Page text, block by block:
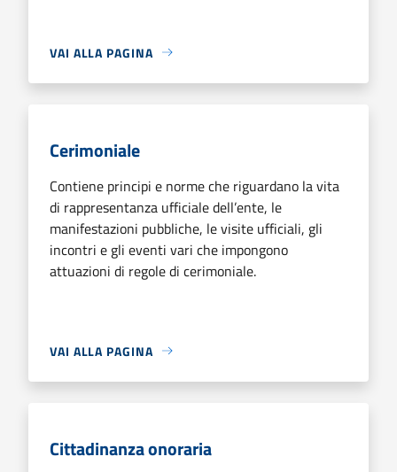
VAI ALLA PAGINA
Cerimoniale
Contiene principi e norme che riguardano la vita
di rappresentanza ufficiale dell’ente, le
manifestazioni pubbliche, le visite ufficiali, gli
incontri e gli eventi vari che impongono
attuazioni di regole di cerimoniale.
VAI ALLA PAGINA
Cittadinanza onoraria